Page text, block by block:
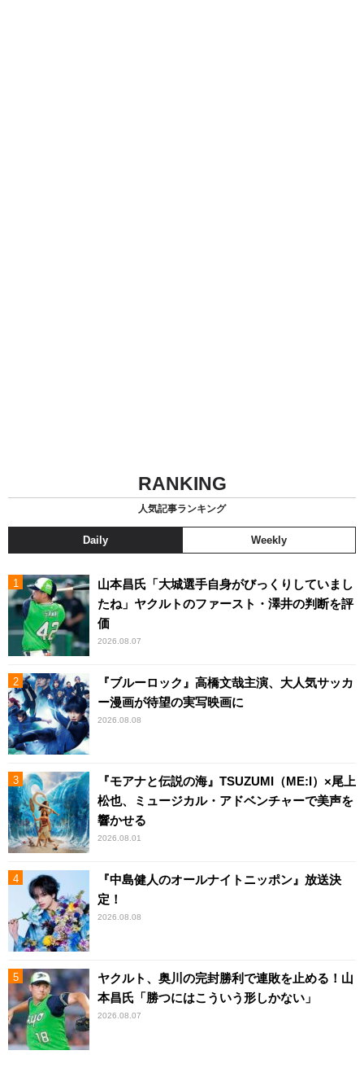
RANKING
人気記事ランキング
Daily Weekly
山本昌氏「大城選手自身がびっくりしていまし
たね」ヤクルトのファースト・澤井の判断を評
価
2026.08.07
『ブルーロック』高橋文哉主演、大人気サッカ
ー漫画が待望の実写映画に
2026.08.08
『モアナと伝説の海』TSUZUMI（ME:I）×尾上
松也、ミュージカル・アドベンチャーで美声を
響かせる
2026.08.01
『中島健人のオールナイトニッポン』放送決
定！
2026.08.08
ヤクルト、奥川の完封勝利で連敗を止める！山
本昌氏「勝つにはこういう形しかない」
2026.08.07